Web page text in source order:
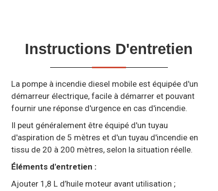
Instructions D'entretien
La pompe à incendie diesel mobile est équipée d'un
démarreur électrique, facile à démarrer et pouvant
fournir une réponse d'urgence en cas d'incendie.
Il peut généralement être équipé d'un tuyau
d'aspiration de 5 mètres et d'un tuyau d'incendie en
tissu de 20 à 200 mètres, selon la situation réelle.
Éléments d'entretien :
Ajouter 1,8 L d’huile moteur avant utilisation ;